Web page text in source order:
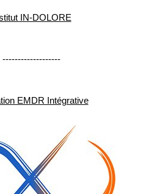
IN-DOLORE
-------------------
EMDR Intégrative